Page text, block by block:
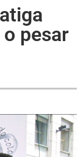
pesar